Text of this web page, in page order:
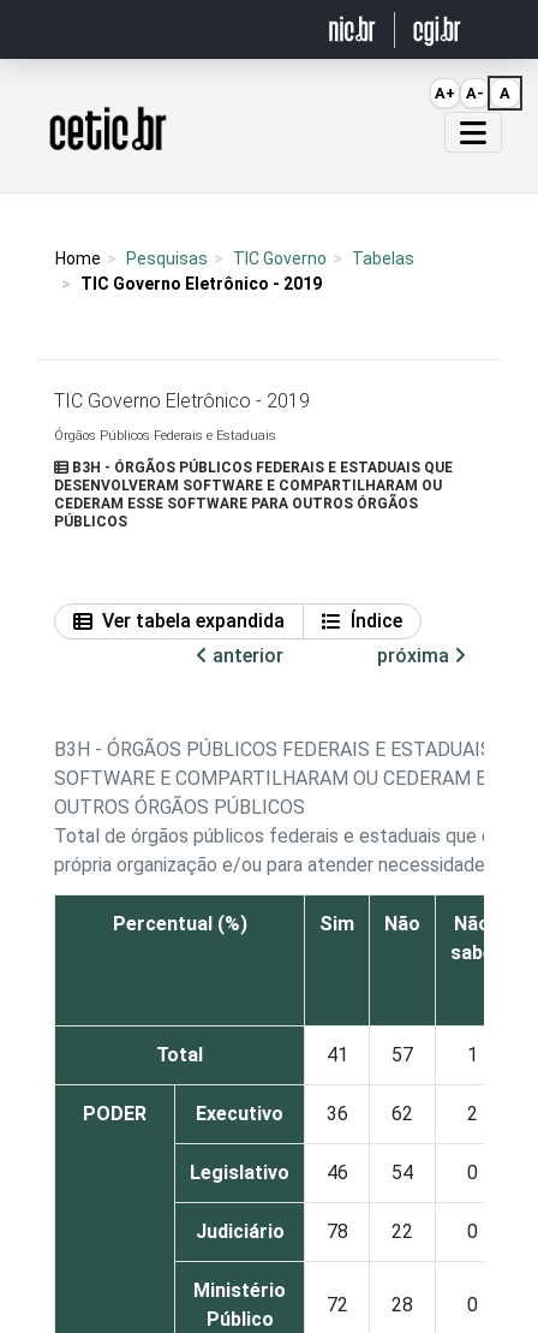
Página inicial
Home Pesquisas TIC Governo
Tabelas
TIC Governo Eletrônico - 2019
TIC Governo Eletrônico - 2019
Órgãos Públicos Federais e Estaduais
B3H - ÓRGÃOS PÚBLICOS FEDERAIS E ESTADUAIS QUE
DESENVOLVERAM SOFTWARE E COMPARTILHARAM OU
CEDERAM ESSE SOFTWARE PARA OUTROS ÓRGÃOS
PÚBLICOS
Ver tabela expandida
Índice
anterior
próxima
B3H - ÓRGÃOS PÚBLICOS FEDERAIS E ESTADUAIS
SOFTWARE E COMPARTILHARAM OU CEDERAM ESSE
OUTROS ÓRGÃOS PÚBLICOS
Total de órgãos públicos federais e estaduais que
própria organização e/ou para atender necessidades
Percentual (%) Sim Não
Não
sabe
Total 41 57 1
PODER Executivo 36 62 2
Legislativo 46 54 0
Judiciário 78 22 0
Ministério
Público
72 28 0
A+ A- A